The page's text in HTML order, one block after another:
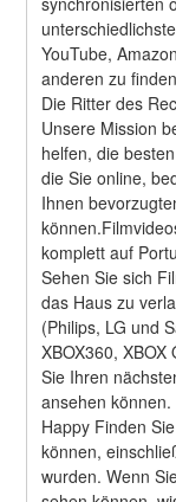
YouTube,
anderen zu
Die Ritter des
Unsere Mission
helfen, die
die Sie online,
Ihnen
komplett auf
Sehen Sie sich
das Haus zu
(Philips, LG und
XBOX360,
Sie Ihren
ansehen können.
Happy Finden
können,
wurden. Wenn